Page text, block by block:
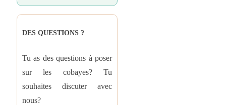
DES QUESTIONS ?
Tu as des questions à poser
sur les cobayes? Tu
souhaites discuter avec
nous?